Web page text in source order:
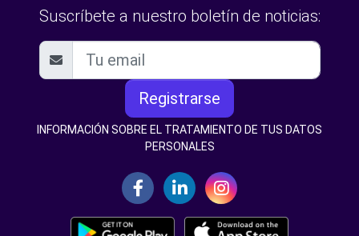
Suscríbete a nuestro boletín de noticias:
Registrarse
INFORMACIÓN SOBRE EL TRATAMIENTO DE TUS DATOS
PERSONALES